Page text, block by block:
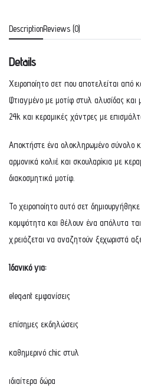
DescriptionReviews (0)
Details
Χειροποίητο σετ που αποτελείται από
Φτιαγμένο με μοτίφ στυλ αλυσίδας και
24k και κεραμικές χάντρες με
Αποκτήστε ένα ολοκληρωμένο σύνολο
αρμονικά κολιέ και σκουλαρίκια με
διακοσμητικά μοτίφ.
Το χειροποίητο αυτό σετ
κομψότητα και θέλουν ένα απόλυτα
χρειάζεται να αναζητούν ξεχωριστά
Ιδανικό για:
elegant εμφανίσεις
επίσημες εκδηλώσεις
καθημερινό chic στυλ
ιδιαίτερα δώρα